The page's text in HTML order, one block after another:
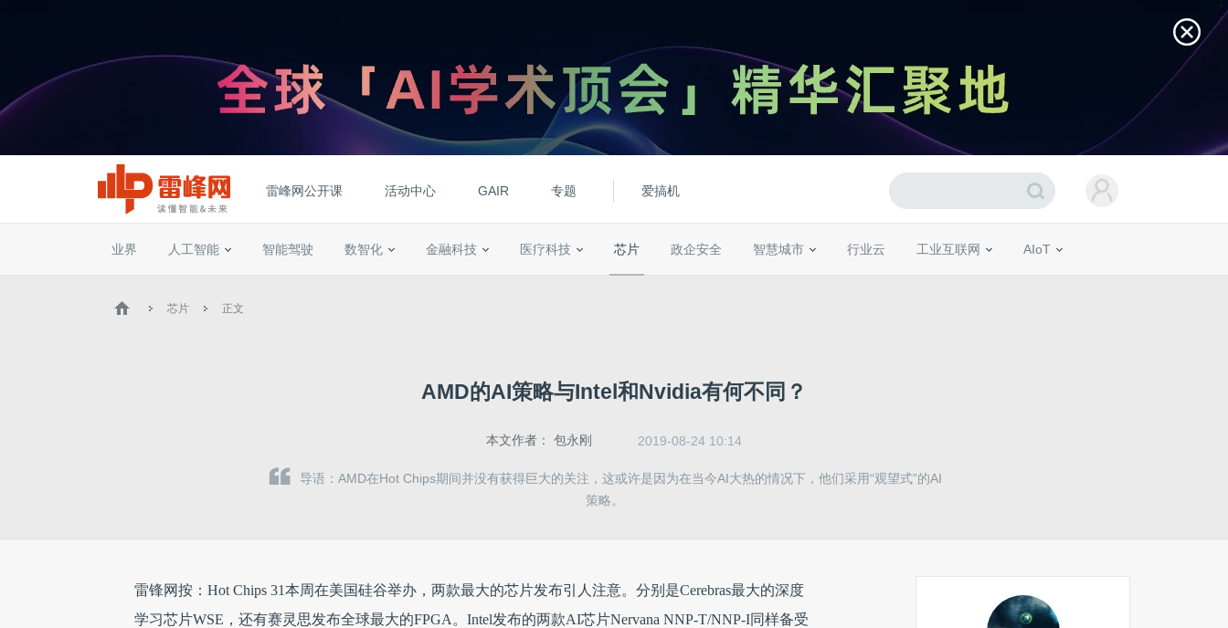
雷峰网公开课 活动中心 GAIR 专题 爱搞机
业界 人工智能 智能驾驶 数智化 金融科技 医疗科技 芯片 政企安全 智慧城市 行业云 工业互联网 AIoT
芯片 正文
AMD的AI策略与Intel和Nvidia有何不同？
本文作者： 包永刚 2019-08-24 10:14
导语：AMD在Hot Chips期间并没有获得巨大的关注，这或许是因为在当今AI大热的情况下，他们采用“观望式”的AI
策略。
雷锋网按：Hot Chips 31本周在美国硅谷举办，两款最大的芯片发布引人注意。分别是Cerebras最大的深度
学习芯片WSE，还有赛灵思发布全球最大的FPGA。Intel发布的两款AI芯片Nervana NNP-T/NNP-I同样备受